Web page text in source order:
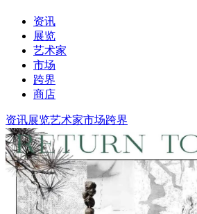
资讯
展览
艺术家
市场
跨界
商店
资讯展览艺术家市场跨界